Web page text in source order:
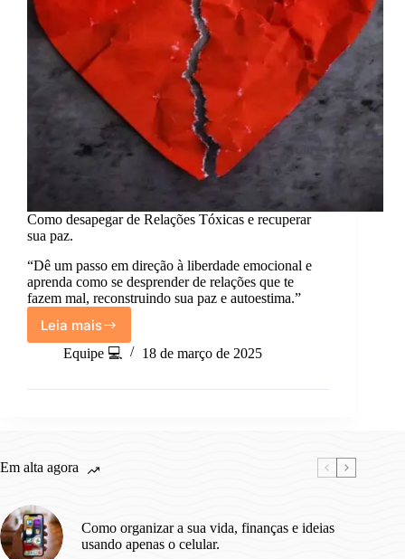
Como desapegar de Relações Tóxicas e recuperar
sua paz.
“Dê um passo em direção à liberdade emocional e
aprenda como se desprender de relações que te
fazem mal, reconstruindo sua paz e autoestima.”
Leia mais
Como
desapegar
de
paz.
Equipe 💻 18 de março de 2025
Em alta agora
Como organizar a sua vida, finanças e ideias
usando apenas o celular.